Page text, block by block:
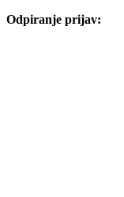
Odpiranje prijav: